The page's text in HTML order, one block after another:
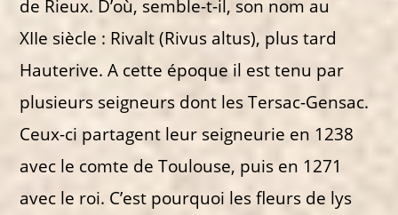
de Rieux. D’où, semble-t-il, son nom au
XIIe siècle : Rivalt (Rivus altus), plus tard
Hauterive. A cette époque il est tenu par
plusieurs seigneurs dont les Tersac-Gensac.
Ceux-ci partagent leur seigneurie en 1238
avec le comte de Toulouse, puis en 1271
avec le roi. C’est pourquoi les fleurs de lys